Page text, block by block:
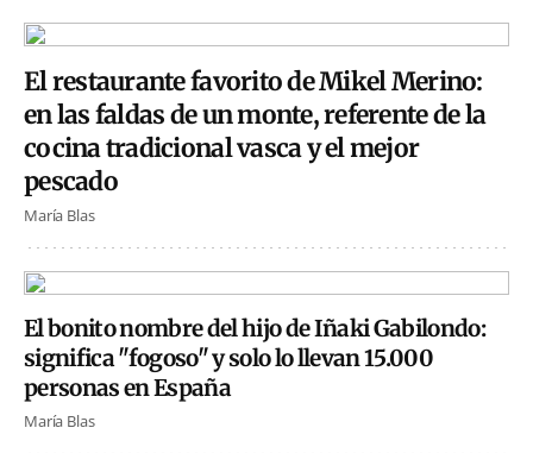
El restaurante favorito de Mikel Merino:
en las faldas de un monte, referente de la
cocina tradicional vasca y el mejor
pescado
María Blas
El bonito nombre del hijo de Iñaki Gabilondo:
significa "fogoso" y solo lo llevan 15.000
personas en España
María Blas